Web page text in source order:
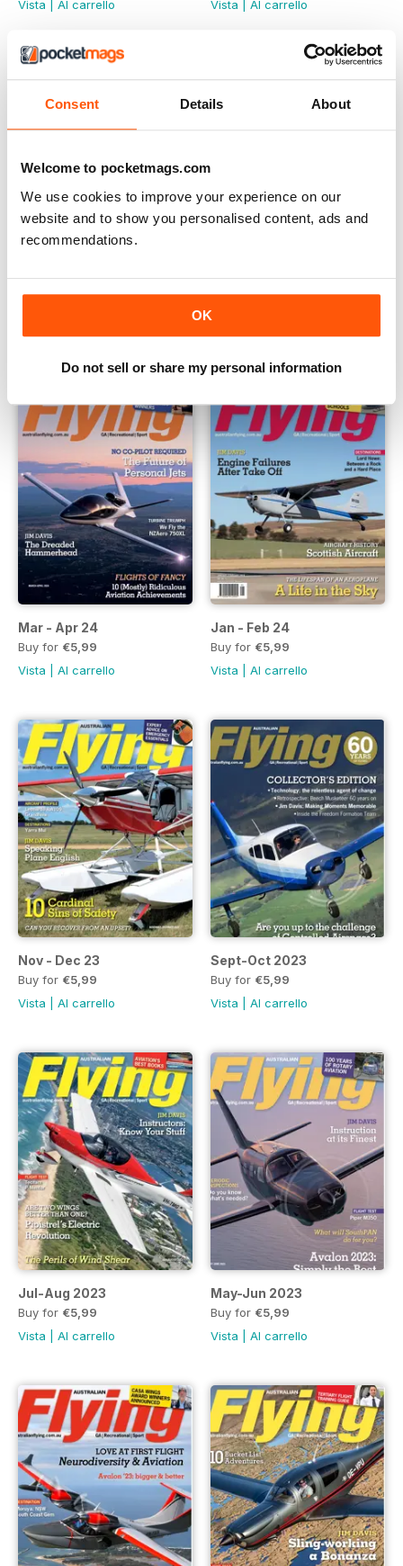
Consent Details About
Welcome to pocketmags.com
We use cookies to improve your experience on our
website and to show you personalised content, ads and
recommendations.
OK
Do not sell or share my personal information
Vista Al carrello Vista Al carrello
Jul - Aug 24
Vista|Al carrello
May - Jun 24
Buy for
Vista|Al carrello
Mar - Apr 24
Buy for €5,99
Vista
Al carrello
Jan - Feb 24
Buy for €5,99
Vista
Al carrello
Nov - Dec 23
Buy for €5,99
Vista
Al carrello
Sept-Oct 2023
Buy for €5,99
Vista
Al carrello
Jul-Aug 2023
Buy for €5,99
Vista
Al carrello
May-Jun 2023
Buy for €5,99
Vista
Al carrello